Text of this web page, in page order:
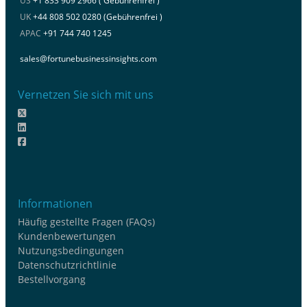
UK+44 808 502 0280 (Gebührenfrei )
APAC +91 744 740 1245
sales@fortunebusinessinsights.com
Vernetzen Sie sich mit uns
Informationen
Häufig gestellte Fragen (FAQs)
Kundenbewertungen
Nutzungsbedingungen
Datenschutzrichtlinie
Bestellvorgang